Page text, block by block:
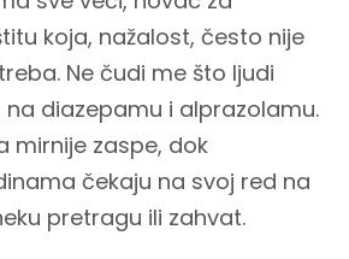
koja, nažalost, često nije
Ne čudi me što ljudi
diazepamu i alprazolamu.
mirnije zaspe, dok
čekaju na svoj red na
pretragu ili zahvat.